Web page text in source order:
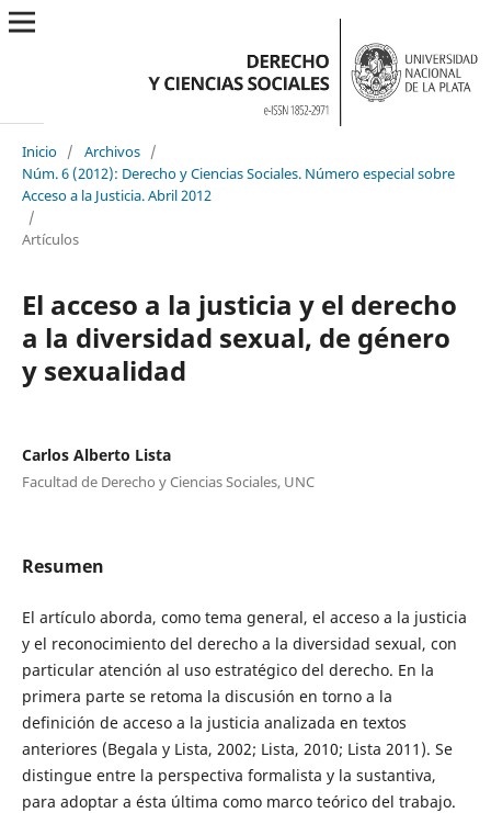
Inicio / Archivos /
Núm. 6 (2012): Derecho y Ciencias Sociales. Número especial sobre
Acceso a la Justicia. Abril 2012
/
Artículos
El acceso a la justicia y el derecho
a la diversidad sexual, de género
y sexualidad
Carlos Alberto Lista
Facultad de Derecho y Ciencias Sociales, UNC
Resumen
El artículo aborda, como tema general, el acceso a la justicia
y el reconocimiento del derecho a la diversidad sexual, con
particular atención al uso estratégico del derecho. En la
primera parte se retoma la discusión en torno a la
definición de acceso a la justicia analizada en textos
anteriores (Begala y Lista, 2002; Lista, 2010; Lista 2011). Se
distingue entre la perspectiva formalista y la sustantiva,
para adoptar a ésta última como marco teórico del trabajo.